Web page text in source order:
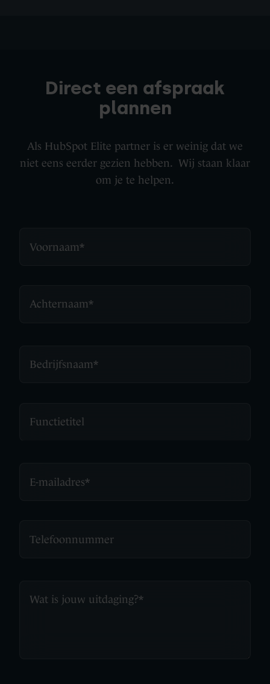
Direct een afspraak
plannen
Als HubSpot Elite partner is er weinig dat we
niet eens eerder gezien hebben. Wij staan klaar
om je te helpen.